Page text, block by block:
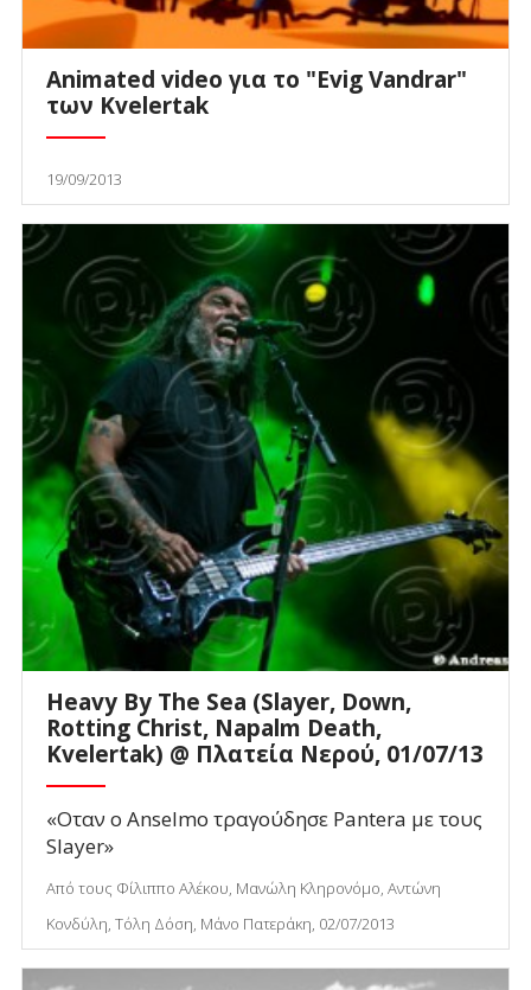
Animated video για το "Evig Vandrar"
των Kvelertak
19/09/2013
Heavy By The Sea (Slayer, Down,
Rotting Christ, Napalm Death,
Kvelertak) @ Πλατεία Νερού, 01/07/13
«Οταν ο Anselmo τραγούδησε Pantera με τους
Slayer»
Από τους Φίλιππο Αλέκου, Μανώλη Κληρονόμο, Αντώνη
Κονδύλη, Τόλη Δόση, Μάνο Πατεράκη, 02/07/2013